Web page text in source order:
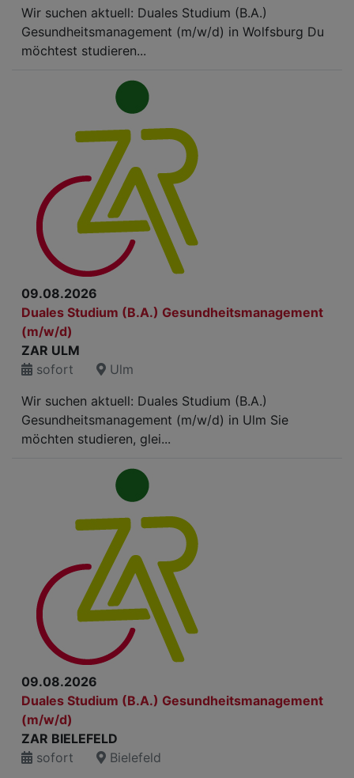
Wir suchen aktuell: Duales Studium (B.A.)
Gesundheitsmanagement (m/w/d) in Wolfsburg Du
möchtest studieren...
09.08.2026
Duales Studium (B.A.) Gesundheitsmanagement
(m/w/d)
ZAR ULM
sofort
Ulm
Wir suchen aktuell: Duales Studium (B.A.)
Gesundheitsmanagement (m/w/d) in Ulm Sie
möchten studieren, glei...
09.08.2026
Duales Studium (B.A.) Gesundheitsmanagement
(m/w/d)
ZAR BIELEFELD
sofort
Bielefeld